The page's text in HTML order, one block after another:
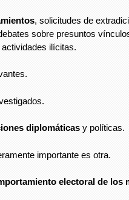
, solicitudes de
sobre presuntos
ilícitas.
diplomáticas y políticas.
importante es otra.
electoral de los